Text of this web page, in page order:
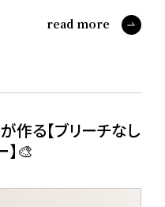
read more
作る【ブリーチなし
🎨